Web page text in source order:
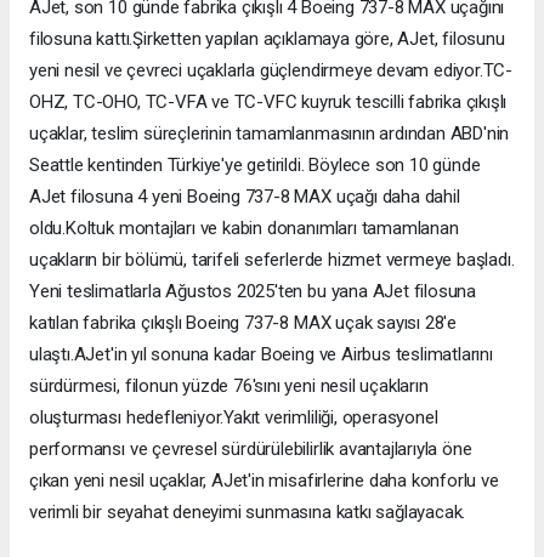
AJet, son 10 günde fabrika çıkışlı 4 Boeing 737-8 MAX uçağını
filosuna kattı.Şirketten yapılan açıklamaya göre, AJet, filosunu
yeni nesil ve çevreci uçaklarla güçlendirmeye devam ediyor.TC-
OHZ, TC-OHO, TC-VFA ve TC-VFC kuyruk tescilli fabrika çıkışlı
uçaklar, teslim süreçlerinin tamamlanmasının ardından ABD'nin
Seattle kentinden Türkiye'ye getirildi. Böylece son 10 günde
AJet filosuna 4 yeni Boeing 737-8 MAX uçağı daha dahil
oldu.Koltuk montajları ve kabin donanımları tamamlanan
uçakların bir bölümü, tarifeli seferlerde hizmet vermeye başladı.
Yeni teslimatlarla Ağustos 2025'ten bu yana AJet filosuna
katılan fabrika çıkışlı Boeing 737-8 MAX uçak sayısı 28'e
ulaştı.AJet'in yıl sonuna kadar Boeing ve Airbus teslimatlarını
sürdürmesi, filonun yüzde 76'sını yeni nesil uçakların
oluşturması hedefleniyor.Yakıt verimliliği, operasyonel
performansı ve çevresel sürdürülebilirlik avantajlarıyla öne
çıkan yeni nesil uçaklar, AJet'in misafirlerine daha konforlu ve
verimli bir seyahat deneyimi sunmasına katkı sağlayacak.